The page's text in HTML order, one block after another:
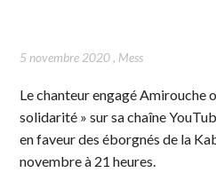
5 novembre 2020, Mess
Le chanteur engagé Amirouche
solidarité » sur sa chaîne
en faveur des éborgnés de la
novembre à 21 heures.